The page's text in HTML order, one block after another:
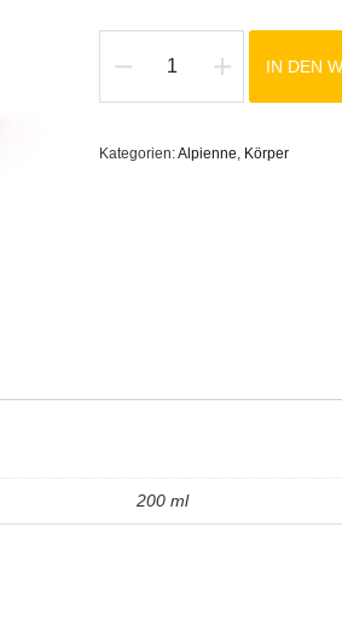
Körpermilch
IN DEN
Kategorien:Alpienne, Körper
200 ml